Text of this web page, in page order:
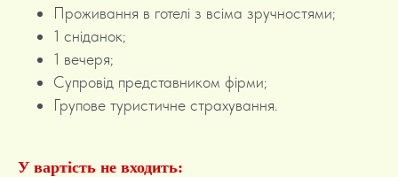
Проживання в готелі з всіма зручностями;
1 сніданок;
1 вечеря;
Супровід представником фірми;
Групове туристичне страхування.
У вартість не входить: